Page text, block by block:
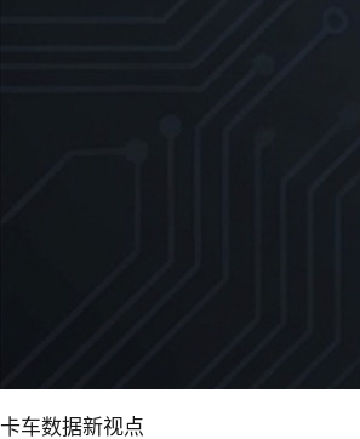
卡车数据新视点